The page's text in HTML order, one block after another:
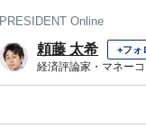
PRESIDENT Online
頼藤 太希 +フォ
経済評論家・マネー